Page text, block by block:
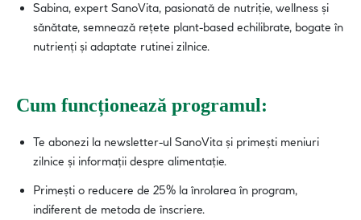
Sabina, expert SanoVita, pasionată de nutriție, wellness și
sănătate, semnează rețete plant-based echilibrate, bogate în
nutrienți și adaptate rutinei zilnice.
Cum funcționează programul:
Te abonezi la newsletter-ul SanoVita și primești meniuri
zilnice și informații despre alimentație.
Primești o reducere de 25% la înrolarea în program,
indiferent de metoda de înscriere.